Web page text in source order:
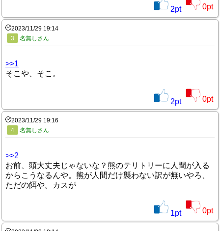
2pt 0pt
2023/11/29 19:14
3
名無しさん
>>1
そこや、そこ。
2pt 0pt
2023/11/29 19:16
4
名無しさん
>>2
お前、頭大丈夫じゃないな？熊のテリトリーに人間が入る
からこうなるんや。熊が人間だけ襲わない訳が無いやろ、
ただの餌や。カスが
1pt 0pt